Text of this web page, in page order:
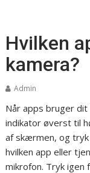
Hvilken
kamera?
Admin
Når apps bruger
indikator øverst til
af skærmen, og
hvilken app eller
mikrofon. Tryk igen